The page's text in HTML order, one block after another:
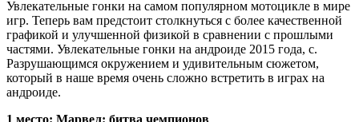
Увлекательные гонки на самом популярном мотоцикле в мире
игр. Теперь вам предстоит столкнуться с более качественной
графикой и улучшенной физикой в сравнении с прошлыми
частями. Увлекательные гонки на андроиде 2015 года, с.
Разрушающимся окружением и удивительным сюжетом,
который в наше время очень сложно встретить в играх на
андроиде.
1 место: Марвел: битва чемпионов